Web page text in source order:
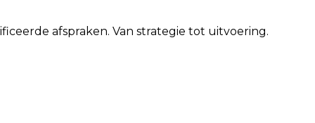
afspraken. Van strategie tot uitvoering.